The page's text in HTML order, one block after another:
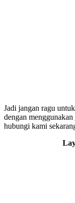
Jadi jangan ragu
dengan
hubungi kami